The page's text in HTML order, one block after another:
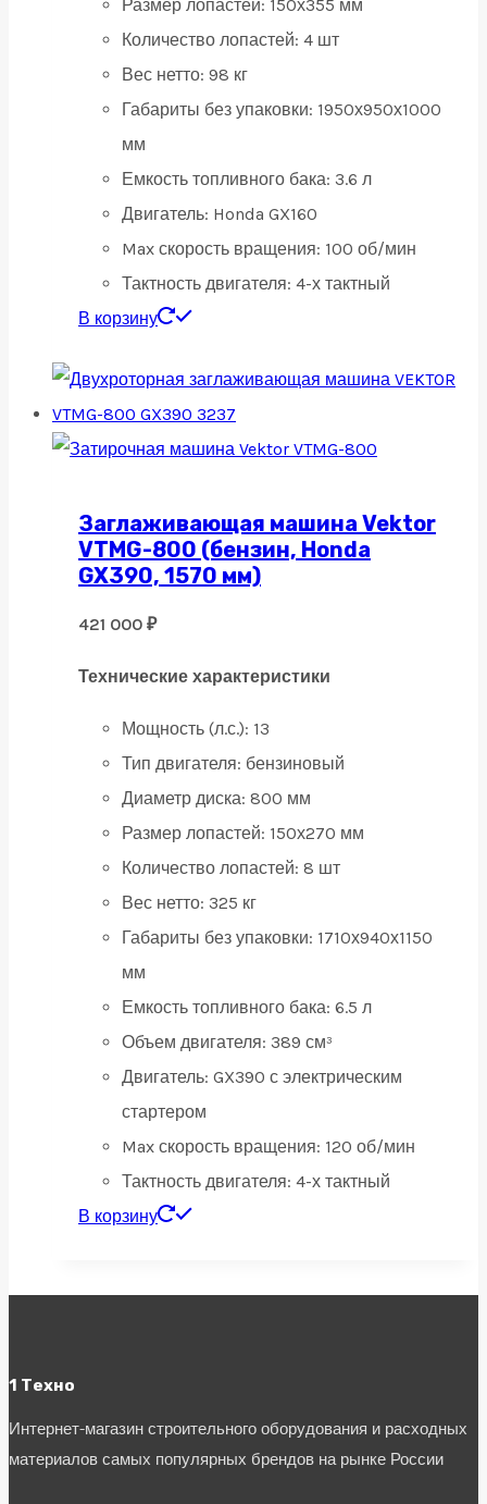
Размер лопастей: 150х355 мм
Количество лопастей: 4 шт
Вес нетто: 98 кг
Габариты без упаковки: 1950х950х1000
мм
Емкость топливного бака: 3.6 л
Двигатель: Honda GX160
Max скорость вращения: 100 об/мин
Тактность двигателя: 4-х тактный
В корзину
Заглаживающая машина Vektor
VTMG-800 (бензин, Honda
GX390, 1570 мм)
421 000 ₽
Технические характеристики
Мощность (л.с.): 13
Тип двигателя: бензиновый
Диаметр диска: 800 мм
Размер лопастей: 150х270 мм
Количество лопастей: 8 шт
Вес нетто: 325 кг
Габариты без упаковки: 1710х940х1150
мм
Емкость топливного бака: 6.5 л
Объем двигателя: 389 см³
Двигатель: GX390 с электрическим
стартером
Max скорость вращения: 120 об/мин
Тактность двигателя: 4-х тактный
В корзину
1 Техно
Интернет-магазин строительного оборудования и расходных
материалов самых популярных брендов на рынке России